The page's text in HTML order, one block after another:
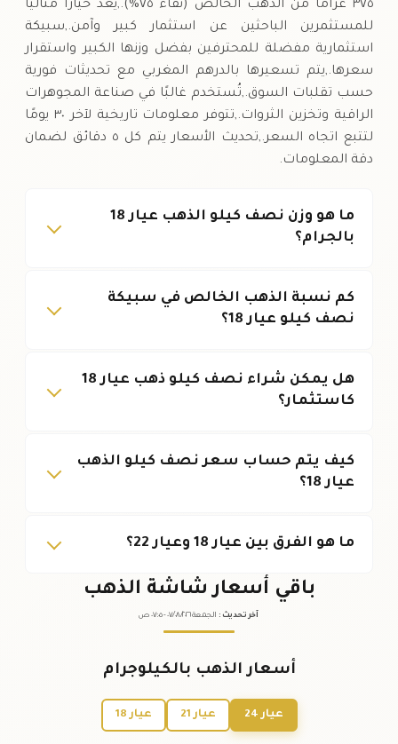
٣٧٥ غرامًا من الذهب الخالص (نقاء ٧٥%).,يُعد خيارًا مثاليًا
للمستثمرين الباحثين عن استثمار كبير وآمن.,سبيكة
استثمارية مفضلة للمحترفين بفضل وزنها الكبير واستقرار
سعرها.,يتم تسعيرها بالدرهم المغربي مع تحديثات فورية
حسب تقلبات السوق.,تُستخدم غالبًا في صناعة المجوهرات
الراقية وتخزين الثروات.,تتوفر معلومات تاريخية لآخر ٣٠ يومًا
لتتبع اتجاه السعر.,تحديث الأسعار يتم كل ٥ دقائق لضمان
دقة المعلومات.
ما هو وزن نصف كيلو الذهب عيار 18
بالجرام؟
كم نسبة الذهب الخالص في سبيكة
نصف كيلو عيار 18؟
هل يمكن شراء نصف كيلو ذهب عيار 18
كاستثمار؟
كيف يتم حساب سعر نصف كيلو الذهب
عيار 18؟
ما هو الفرق بين عيار 18 وعيار 22؟
باقي أسعار شاشة الذهب
آخر تحديث : الجمعة ٠٧ /٠٨/٢٠٢٦ - ٠٧:٠٥ ص
أسعار الذهب بالكيلوجرام
عيار 24 عيار 21 عيار 18